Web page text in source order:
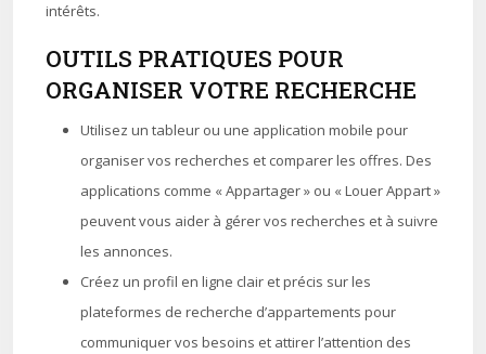
intérêts.
OUTILS PRATIQUES POUR
ORGANISER VOTRE RECHERCHE
Utilisez un tableur ou une application mobile pour
organiser vos recherches et comparer les offres. Des
applications comme « Appartager » ou « Louer Appart »
peuvent vous aider à gérer vos recherches et à suivre
les annonces.
Créez un profil en ligne clair et précis sur les
plateformes de recherche d’appartements pour
communiquer vos besoins et attirer l’attention des